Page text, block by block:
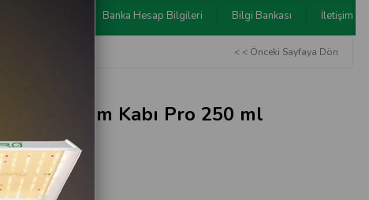
Programları Banka Hesap Bilgileri Bilgi Bankası İletişim
< < Önceki Sayfaya Dön
Ölçüm Kabı Pro 250 ml